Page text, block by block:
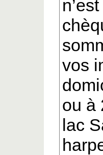
vos
ou à
lac